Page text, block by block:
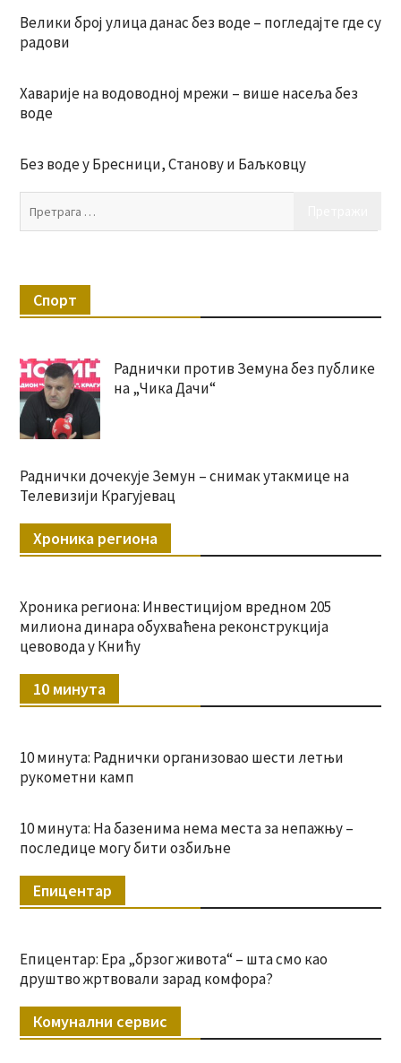
Велики број улица данас без воде – погледајте где су
радови
Хаварије на водоводној мрежи – више насеља без
воде
Без воде у Бресници, Станову и Баљковцу
Спорт
Раднички против Земуна без публике
на „Чика Дачи“
Раднички дочекује Земун – снимак утакмице на
Телевизији Крагујевац
Хроника региона
Хроника региона: Инвестицијом вредном 205
милиона динара обухваћена реконструкција
цевовода у Книћу
10 минута
10 минута: Раднички организовао шести летњи
рукометни камп
10 минута: На базенима нема места за непажњу –
последице могу бити озбиљне
Епицентар
Епицентар: Ера „брзог живота“ – шта смо као
друштво жртвовали зарад комфора?
Комунални сервис